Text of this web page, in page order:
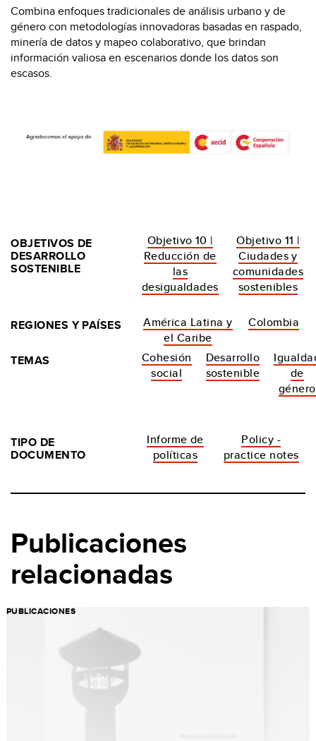
Combina enfoques tradicionales de análisis urbano y de
género con metodologías innovadoras basadas en raspado,
minería de datos y mapeo colaborativo, que brindan
información valiosa en escenarios donde los datos son
escasos.
OBJETIVOS DE
DESARROLLO
SOSTENIBLE
Objetivo 10 |
Reducción de
las
desigualdades
Objetivo 11 |
Ciudades y
comunidades
sostenibles
REGIONES Y PAÍSES
América Latina y
el Caribe
Colombia
TEMAS
Cohesión
social
Desarrollo
sostenible
de
género
TIPO DE
DOCUMENTO
Informe de
políticas
Policy -
practice notes
Publicaciones
relacionadas
PUBLICACIONES